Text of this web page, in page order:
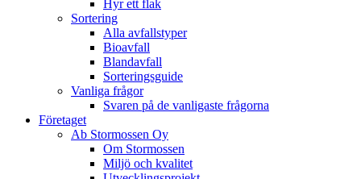
Hyr ett flak
Sortering
Alla avfallstyper
Bioavfall
Blandavfall
Sorteringsguide
Vanliga frågor
Svaren på de vanligaste frågorna
Företaget
Ab Stormossen Oy
Om Stormossen
Miljö och kvalitet